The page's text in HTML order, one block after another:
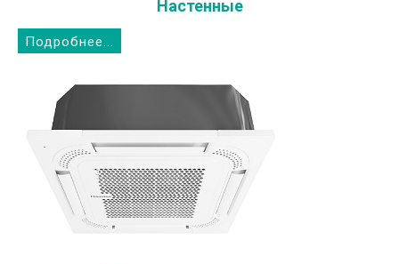
Настенные
Подробнее...